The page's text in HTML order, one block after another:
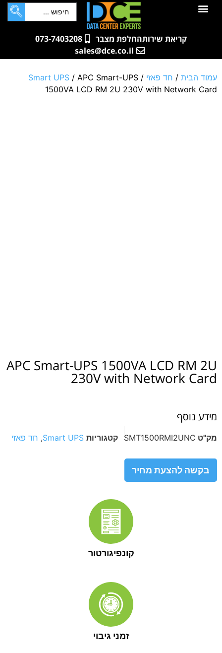
לתוכן
קריאת שירותהחלפת מצבר
073-7403208
sales@dce.co.il
עמוד הבית / חד פאזי /
Smart UPS / APC Smart-UPS
1500VA LCD RM 2U 230V with Network Card
APC Smart-UPS 1500VA LCD RM 2U
230V with Network Card
מידע נוסף
מק"ט SMT1500RMI2UNC קטגוריות Smart UPS
, חד פאזי
בקשה להצעת מחיר
קונפיגורטור
זמני גיבוי